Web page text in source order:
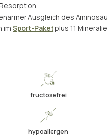
Ausgleich des
imSport-Paketplus 11
fructosefrei
hypoallergen